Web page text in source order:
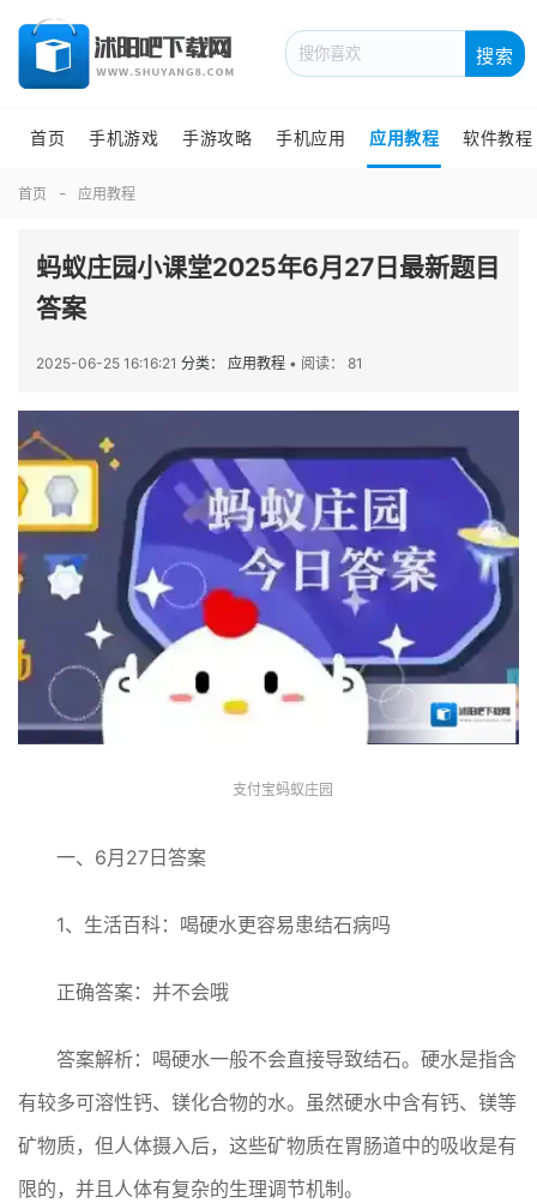
搜索
首页 手机游戏 手游攻略 手机应用 应用教程 软件教程
首页 应用教程
蚂蚁庄园小课堂2025年6月27日最新题目
答案
2025-06-25 16:16:21 分类： 应用教程 • 阅读： 81
支付宝蚂蚁庄园
一、6月27日答案
1、生活百科：喝硬水更容易患结石病吗
正确答案：并不会哦
答案解析：喝硬水一般不会直接导致结石。硬水是指含
有较多可溶性钙、镁化合物的水。虽然硬水中含有钙、镁等
矿物质，但人体摄入后，这些矿物质在胃肠道中的吸收是有
限的，并且人体有复杂的生理调节机制。